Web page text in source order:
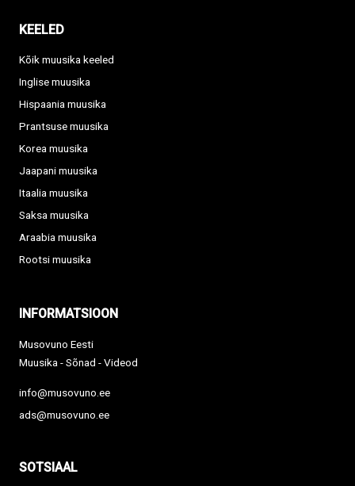
KEELED
Kõik muusika keeled
Inglise muusika
Hispaania muusika
Prantsuse muusika
Korea muusika
Jaapani muusika
Itaalia muusika
Saksa muusika
Araabia muusika
Rootsi muusika
INFORMATSIOON
Musovuno Eesti
Muusika - Sõnad - Videod
info@musovuno.ee
ads@musovuno.ee
SOTSIAAL